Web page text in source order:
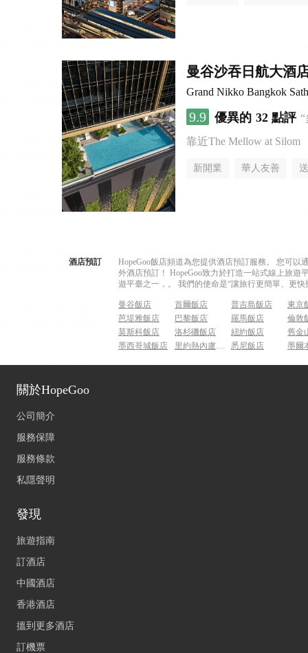
曼谷沙吞日航大酒
Grand Nikko Bangkok
9.9 優異的 32 點評
靠近The Mellow at Silom
新開業 華人友善
酒店預訂
HopeGoo飯店頻道為您提供酒店預訂服務。 您可
外酒店預訂！ HopeGoo致力於打造一站式線上旅
遊平臺之一，。 我們的使命是“讓旅行更簡單、更
曼谷飯店 首爾飯店 普吉島飯店
東京
芭堤雅飯店
巴黎飯店 羅馬飯店
倫敦
莫斯科飯店
洛杉磯飯店 紐約飯店
舊金
墨西哥城飯店
里約熱內盧飯店 悉尼飯店 墨爾
關於HopeGoo
公司簡介
服務保障
服務條款
私隱聲明
發現
旅遊指南
訂酒店
中國酒店
香港酒店
搵到更多酒店
訂機票